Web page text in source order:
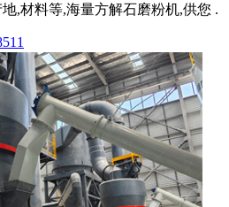
,材料等,海量方解石磨粉机,供您 .